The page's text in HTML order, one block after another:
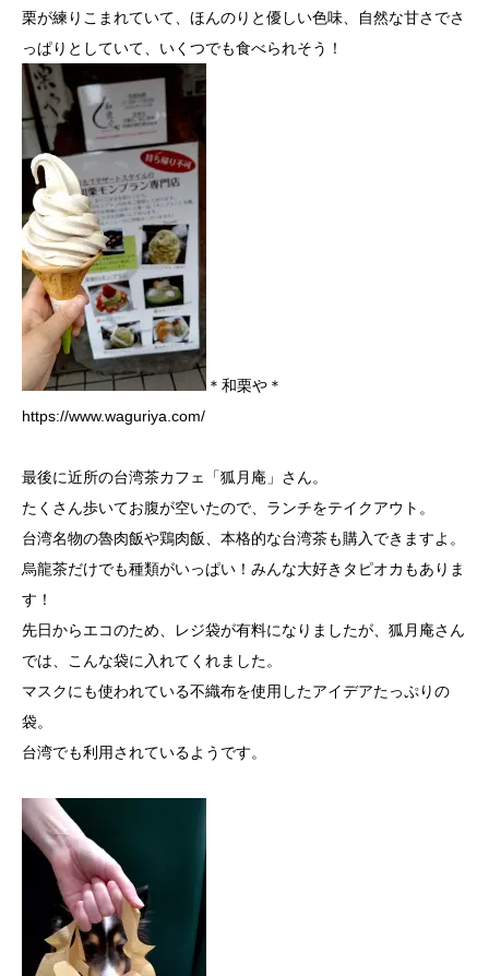
栗が練りこまれていて、ほんのりと優しい色味、自然な甘さでさ
っぱりとしていて、いくつでも食べられそう！
＊和栗や＊
https://www.waguriya.com/
最後に近所の台湾茶カフェ「狐月庵」さん。
たくさん歩いてお腹が空いたので、ランチをテイクアウト。
台湾名物の魯肉飯や鶏肉飯、本格的な台湾茶も購入できますよ。
烏龍茶だけでも種類がいっぱい！みんな大好きタピオカもありま
す！
先日からエコのため、レジ袋が有料になりましたが、狐月庵さん
では、こんな袋に入れてくれました。
マスクにも使われている不織布を使用したアイデアたっぷりの
袋。
台湾でも利用されているようです。